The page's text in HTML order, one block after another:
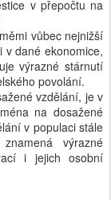
v přepočtu na
vůbec nejnižší
v dané ekonomice,
výrazné stárnutí
povolání.
vzdělání, je v
na dosažené
v populaci stále
výrazné
i jejich osobní